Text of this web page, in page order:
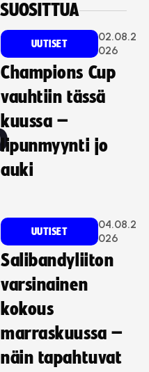
SUOSITTUA
UUTISET
02.08.2
026
Champions Cup
vauhtiin tässä
kuussa –
lipunmyynti jo
auki
UUTISET
04.08.2
026
Salibandyliiton
varsinainen
kokous
marraskuussa –
näin tapahtuvat